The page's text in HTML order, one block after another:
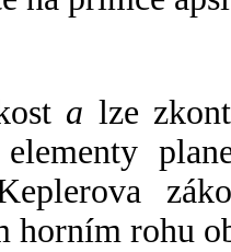
a lze
elementy
horním rohu